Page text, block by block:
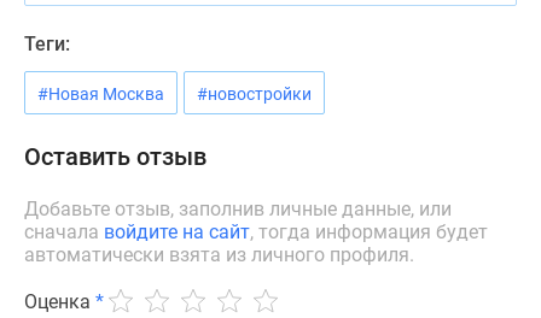
Эксперты
авторы
Контакты
сайте
Дзен
Теги:
#Новая Москва #новостройки
Оставить отзыв
Добавьте отзыв, заполнив личные данные, или
сначала войдите на сайт, тогда информация будет
автоматически взята из личного профиля.
Оценка *